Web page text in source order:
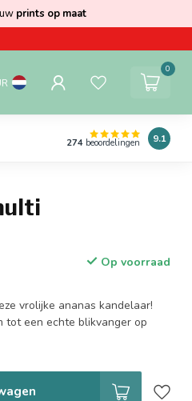
prints op maat
0
274 beoordelingen 9.1
Op voorraad
vrolijke ananas kandelaar!
tot een echte blikvanger op